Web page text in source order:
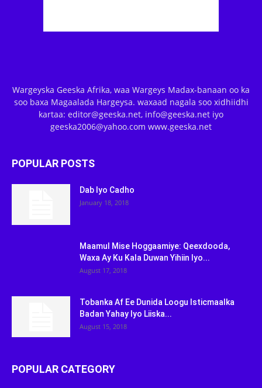
Wargeyska Geeska Afrika, waa Wargeys Madax-banaan oo ka
soo baxa Magaalada Hargeysa. waxaad nagala soo xidhiidhi
kartaa: editor@geeska.net, info@geeska.net iyo
geeska2006@yahoo.com www.geeska.net
POPULAR POSTS
Dab Iyo Cadho
January 18, 2018
Maamul Mise Hoggaamiye: Qeexdooda,
Waxa Ay Ku Kala Duwan Yihiin Iyo...
August 17, 2018
Tobanka Af Ee Dunida Loogu Isticmaalka
Badan Yahay Iyo Liiska...
August 15, 2018
POPULAR CATEGORY